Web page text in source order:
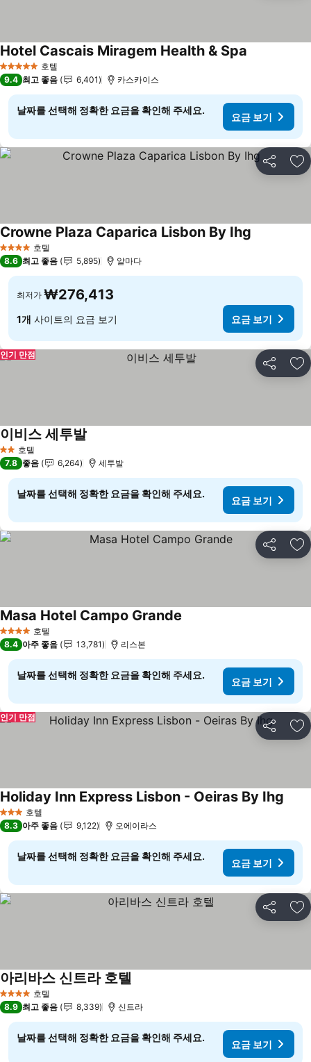
5 성급 호텔
Hotel Cascais Miragem Health & Spa
9.4 최고 좋음 6,401 카스카이스
날짜를 선택해 정확한 요금을 확인해 주세요.
요금 보기
공유 즐
4 성급 호텔
Crowne Plaza Caparica Lisbon By Ihg
8.6 최고 좋음 5,895 알마다
최저가 ₩276,413
1개 사이트의 요금 보기 요금 보기
공유 즐
인기 만점
2 성급호텔
이비스 세투발
7.8 좋음 6,264 세투발
날짜를 선택해 정확한 요금을 확인해 주세요.
요금 보기
공유 즐
4 성급 호텔
Masa Hotel Campo Grande
8.4 아주 좋음 13,781 리스본
날짜를 선택해 정확한 요금을 확인해 주세요.
요금 보기
공유 즐
인기 만점
3 성급 호텔
Holiday Inn Express Lisbon - Oeiras By Ihg
8.3 아주 좋음 9,122 오에이라스
날짜를 선택해 정확한 요금을 확인해 주세요.
요금 보기
공유 즐
4 성급 호텔
아리바스 신트라 호텔
8.9 최고 좋음 8,339 신트라
날짜를 선택해 정확한 요금을 확인해 주세요.
요금 보기